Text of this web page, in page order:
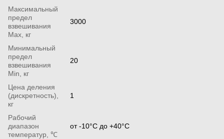
Максимальный
предел
взвешивания
Мах, кг
3000
Минимальный
предел
взвешивания
Min, кг
20
Цена деления
(дискретность),
кг
1
Рабочий
диапазон
температур, ℃
от -10°С до +40°С